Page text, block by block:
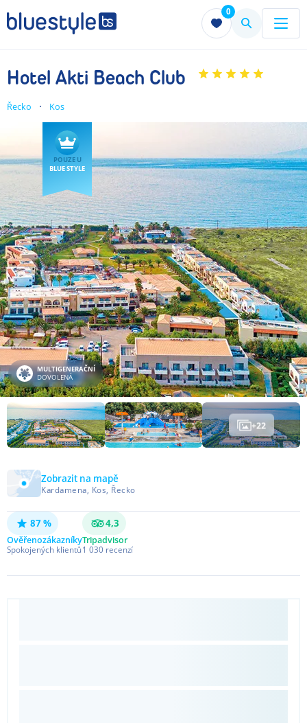
0
Menu Menu
Hotel Akti Beach Club
Řecko Kos
POUZE U
BLUE STYLE
MULTIGENERAČNÍ
DOVOLENÁ
+22
Zobrazit na mapě
Kardamena, Kos, Řecko
87 %
Ověřenozákazníky
Spokojených klientů
4,3
Tripadvisor
1 030 recenzí